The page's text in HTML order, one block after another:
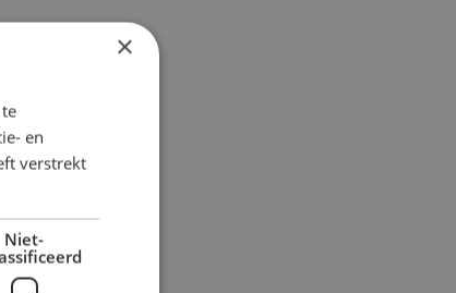
×
en
verstrekt
Niet-